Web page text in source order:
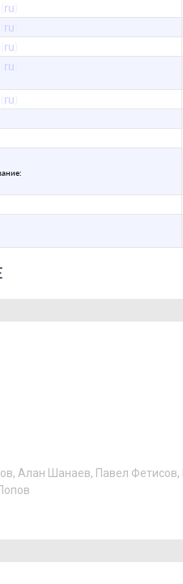
ru
ru
ru
ru
ru
, Алан Шанаев, Павел Фетисов,